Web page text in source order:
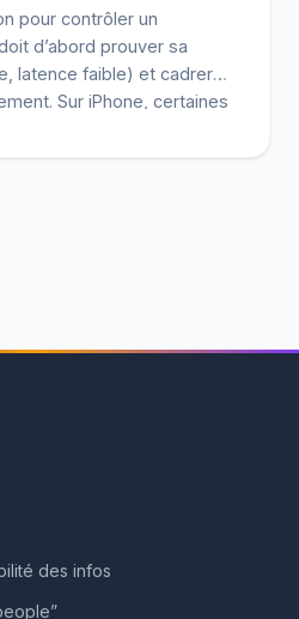
pour contrôler un
d’abord prouver sa
latence faible) et cadrer
Sur iPhone, certaines
de votre usage :
des infos